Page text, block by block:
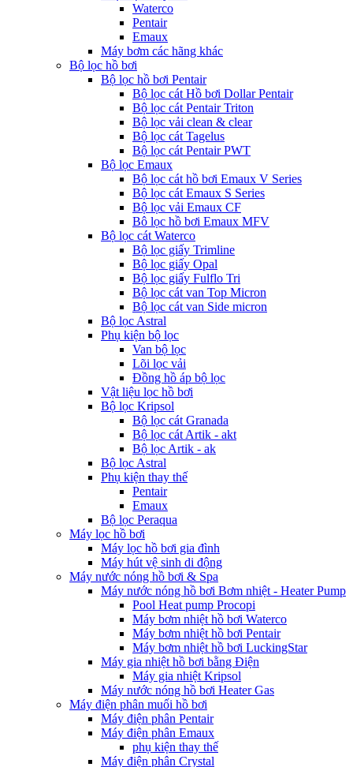
Waterco
Pentair
Emaux
Máy bơm các hãng khác
Bộ lọc hồ bơi
Bộ lọc hồ bơi Pentair
Bộ lọc cát Hồ bơi Dollar Pentair
Bộ lọc cát Pentair Triton
Bộ lọc vải clean & clear
Bộ lọc cát Tagelus
Bộ lọc cát Pentair PWT
Bộ lọc Emaux
Bộ lọc cát hồ bơi Emaux V Series
Bộ lọc cát Emaux S Series
Bộ lọc vải Emaux CF
Bô lọc hồ bơi Emaux MFV
Bộ lọc cát Waterco
Bộ lọc giấy Trimline
Bộ lọc giấy Opal
Bộ lọc giấy Fulflo Tri
Bộ lọc cát van Top Micron
Bộ lọc cát van Side micron
Bộ lọc Astral
Phụ kiện bộ lọc
Van bộ lọc
Lõi lọc vải
Đồng hồ áp bộ lọc
Vật liệu lọc hồ bơi
Bộ lọc Kripsol
Bộ lọc cát Granada
Bộ lọc cát Artik - akt
Bộ lọc Artik - ak
Bộ lọc Astral
Phụ kiện thay thế
Pentair
Emaux
Bộ lọc Peraqua
Máy lọc hồ bơi
Máy lọc hồ bơi gia đình
Máy hút vệ sinh di động
Máy nước nóng hồ bơi & Spa
Máy nước nóng hồ bơi Bơm nhiệt - Heater Pump
Pool Heat pump Procopi
Máy bơm nhiệt hồ bơi Waterco
Máy bơm nhiệt hồ bơi Pentair
Máy bơm nhiệt hồ bơi LuckingStar
Máy gia nhiệt hồ bơi bằng Điện
Máy gia nhiệt Kripsol
Máy nước nóng hồ bơi Heater Gas
Máy điện phân muối hồ bơi
Máy điện phân Pentair
Máy điện phân Emaux
phụ kiện thay thế
Máy điện phân Crystal